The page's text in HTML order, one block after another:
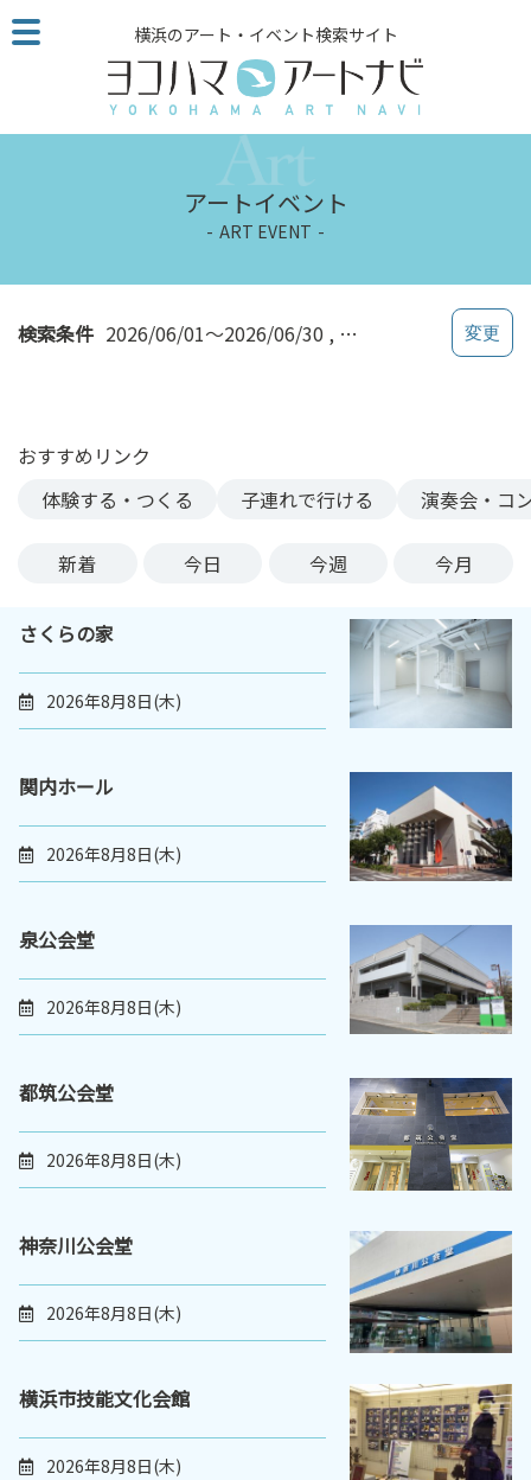
こ
の
ジ
む
横浜のアート・イベント検索サイト
アートイベント
ART EVENT
検索条件 2026/06/01～2026/06/30 和室・茶室
おすすめリンク
体験する・つくる
子連れで行ける 演奏会・コ
新着 今日 今週 今月
さくらの家
2026年8月8日(木)
関内ホール
2026年8月8日(木)
泉公会堂
2026年8月8日(木)
都筑公会堂
2026年8月8日(木)
神奈川公会堂
2026年8月8日(木)
横浜市技能文化会館
2026年8月8日(木)